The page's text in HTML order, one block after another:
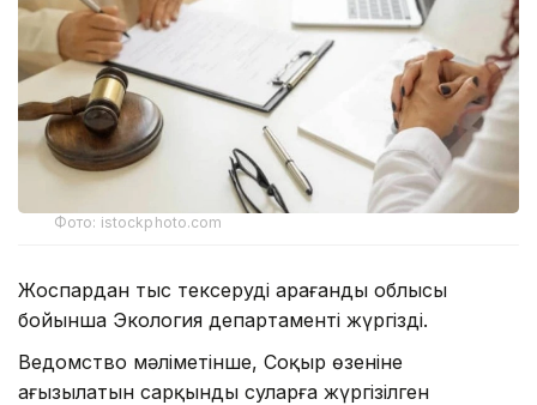
Фото: istockphoto.com
Жоспардан тыс тексеруді Қарағанды облысы
бойынша Экология департаменті жүргізді.
Ведомство мәліметінше, Соқыр өзеніне
ағызылатын сарқынды суларға жүргізілген